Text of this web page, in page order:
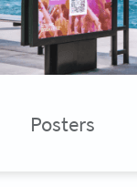
Posters